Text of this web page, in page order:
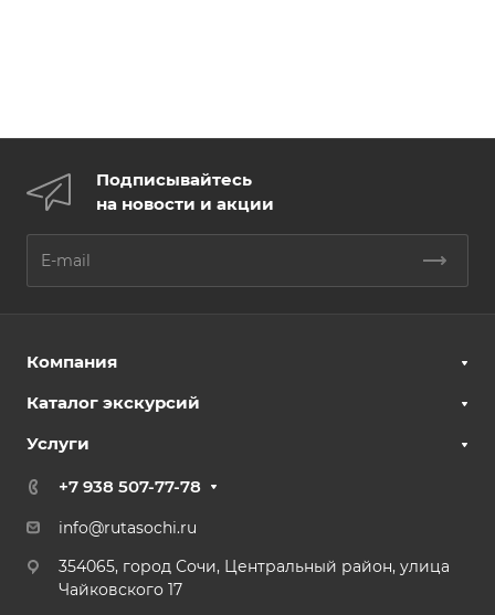
Подписывайтесь
на новости и акции
Компания
Каталог экскурсий
Услуги
+7 938 507-77-78
info@rutasochi.ru
354065, город Сочи, Центральный район, улица
Чайковского 17